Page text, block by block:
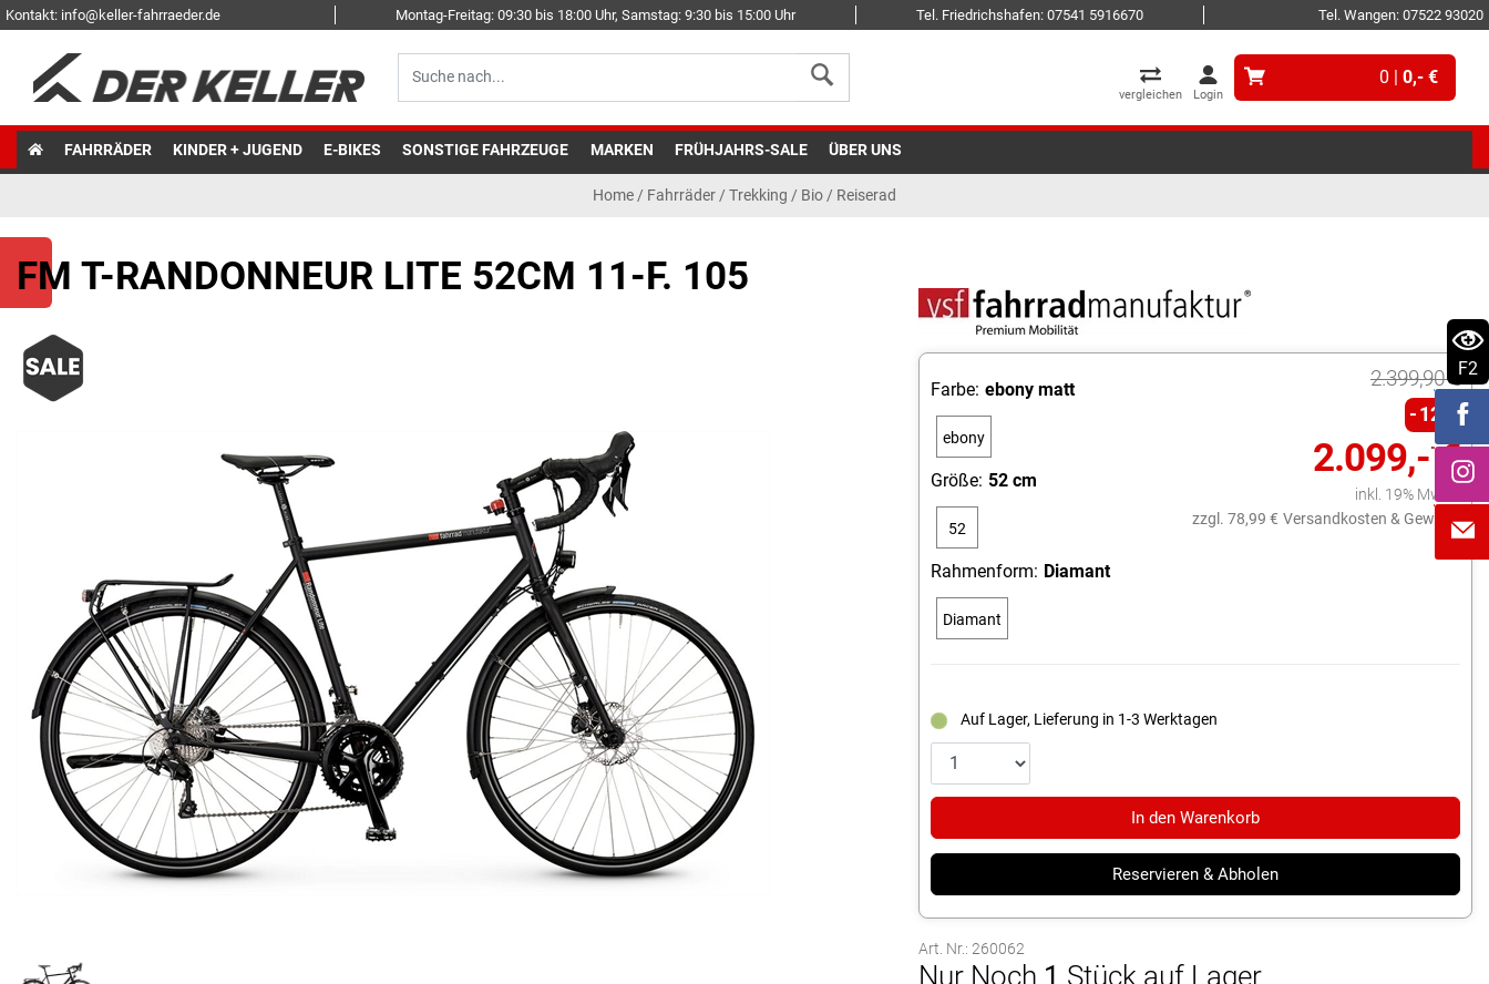
Kontakt: info@keller-fahrraeder.de Montag-Freitag: 09:30 bis 18:00 Uhr, Samstag: 9:30 bis 15:00 Uhr Tel. Friedrichshafen: 07541 5916670 Tel. Wangen: 07522 93020
vergleichen Login
0 | 0,- €
FAHRRÄDER KINDER + JUGEND E-BIKES SONSTIGE FAHRZEUGE MARKEN FRÜHJAHRS-SALE ÜBER UNS
Home / Fahrräder / Trekking / Bio / Reiserad
FM T-RANDONNEUR LITE 52CM 11-F. 105
2.399,90 €
12%
2.099,- €
inkl. 19% MwSt.
zzgl. 78,99 € Versandkosten & Gewicht
Farbe: ebony matt
ebony
Größe: 52 cm
52
Rahmenform: Diamant
Diamant
Auf Lager, Lieferung in 1-3 Werktagen
In den Warenkorb
Reservieren & Abholen
Art. Nr.: 260062
Nur Noch 1 Stück auf Lager
F2